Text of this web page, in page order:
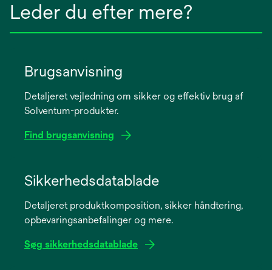
Leder du efter mere?
Brugsanvisning
Detaljeret vejledning om sikker og effektiv brug af
Solventum-produkter.
Find brugsanvisning
new
Sikkerhedsdatablade
Detaljeret produktkomposition, sikker håndtering,
opbevaringsanbefalinger og mere.
Søg sikkerhedsdatablade